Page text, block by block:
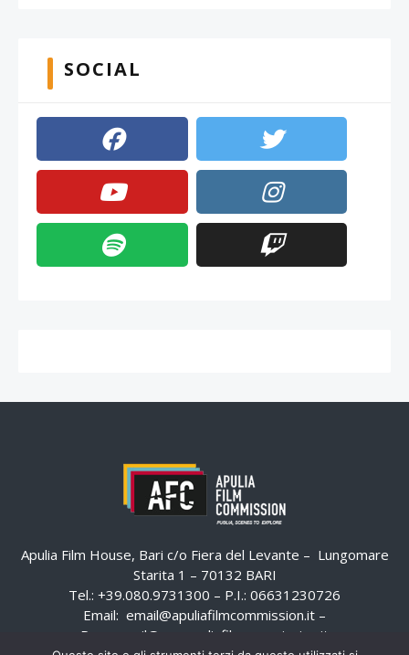
SOCIAL
Apulia Film House, Bari c/o Fiera del Levante – Lungomare
Starita 1 – 70132 BARI
Tel.: +39.080.9731300 – P.I.: 06631230726
Email: email@apuliafilmcommission.it –
Pec:
email@pec.apuliafilmcommission.it